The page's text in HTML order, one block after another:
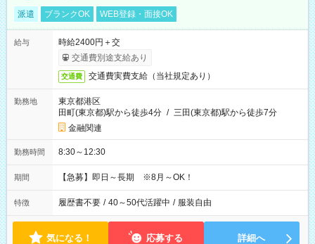
派遣 ブランクOK WEB登録・面接OK
給与
時給2400円＋交
交通費別途支給あり
交通費 交通費実費支給（当社規定あり）
勤務地
東京都港区
田町(東京都)駅から徒歩4分 / 三田(東京都)駅から徒歩7分
金融関連
勤務時間 8:30～12:30
期間 【急募】即日～長期 ※8月～OK！
特徴 履歴書不要 / 40～50代活躍中 / 服装自由
気になる！ 応募する 詳細へ